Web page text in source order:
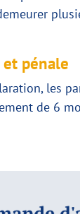
pénale
les
de 6